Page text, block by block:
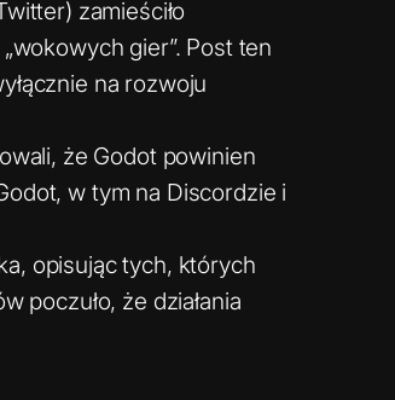
zamieściło
gier”. Post ten
na rozwoju
że Godot powinien
w tym na Discordzie i
opisując tych, których
poczuło, że działania